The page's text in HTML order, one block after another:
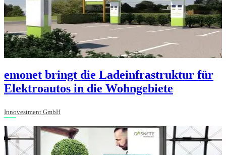
emonet bringt die Ladeinfrastruktur für
Elektroautos in die Wohngebiete
Innovestment GmbH